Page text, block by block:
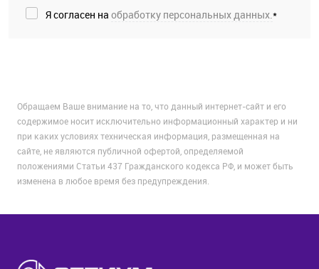
Я согласен на обработку персональных данных.*
Обращаем Ваше внимание на то, что данный интернет-сайт и его
содержимое носит исключительно информационный характер и ни
при каких условиях техническая информация, размещенная на
сайте, не являются публичной офертой, определяемой
положениями Статьи 437 Гражданского кодекса РФ, и может быть
изменена в любое время без предупреждения.